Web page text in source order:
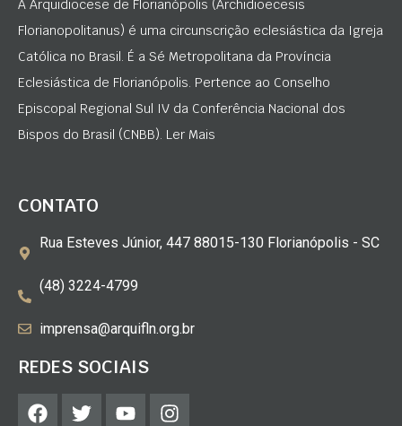
A Arquidiocese de Florianópolis (Archidioecesis
Florianopolitanus) é uma circunscrição eclesiástica da Igreja
Católica no Brasil. É a Sé Metropolitana da Província
Eclesiástica de Florianópolis. Pertence ao Conselho
Episcopal Regional Sul IV da Conferência Nacional dos
Bispos do Brasil (CNBB). Ler Mais
CONTATO
Rua Esteves Júnior, 447 88015-130 Florianópolis - SC
(48) 3224-4799
imprensa@arquifln.org.br
REDES SOCIAIS